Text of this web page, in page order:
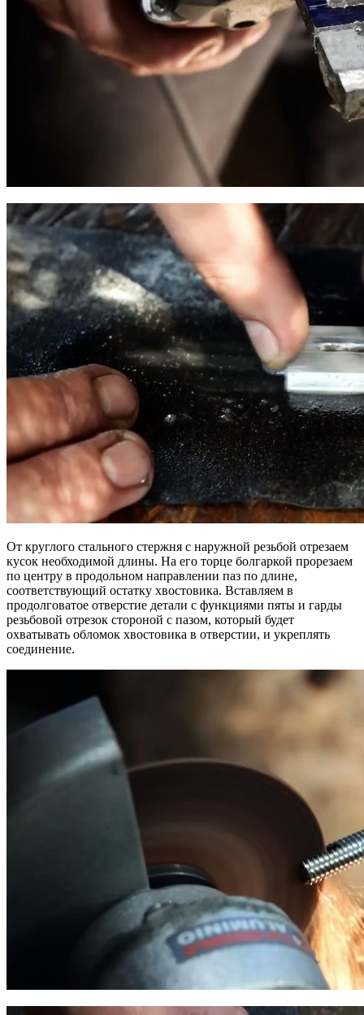
От круглого стального стержня с наружной резьбой отрезаем
кусок необходимой длины. На его торце болгаркой прорезаем
по центру в продольном направлении паз по длине,
соответствующий остатку хвостовика. Вставляем в
продолговатое отверстие детали с функциями пяты и гарды
резьбовой отрезок стороной с пазом, который будет
охватывать обломок хвостовика в отверстии, и укреплять
соединение.